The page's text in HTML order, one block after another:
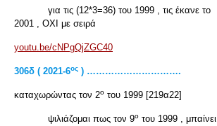
για τις (12*3=36) του 1999 , τις έκανε το
2001 , ΟΧΙ με σειρά
youtu.be/cNPgQjZGC40
306δ ( 2021-6ος ) ………………………….
καταχωρώντας τον 2ο του 1999 [219α22]
ψιλιάζομαι πως τον 9ο του 1999 , μπαίνει